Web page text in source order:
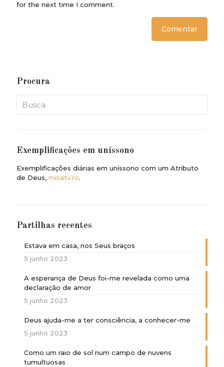
for the next time I comment.
Procura
Exemplificações em uníssono
Exemplificações diárias em uníssono com um Atributo
de Deus, misatv.ro.
Partilhas recentes
Estava em casa, nos Seus braços
5 junho 2023
A esperança de Deus foi-me revelada como uma
declaração de amor
5 junho 2023
Deus ajuda-me a ter consciência, a conhecer-me
5 junho 2023
Como um raio de sol num campo de nuvens
tumultuosas